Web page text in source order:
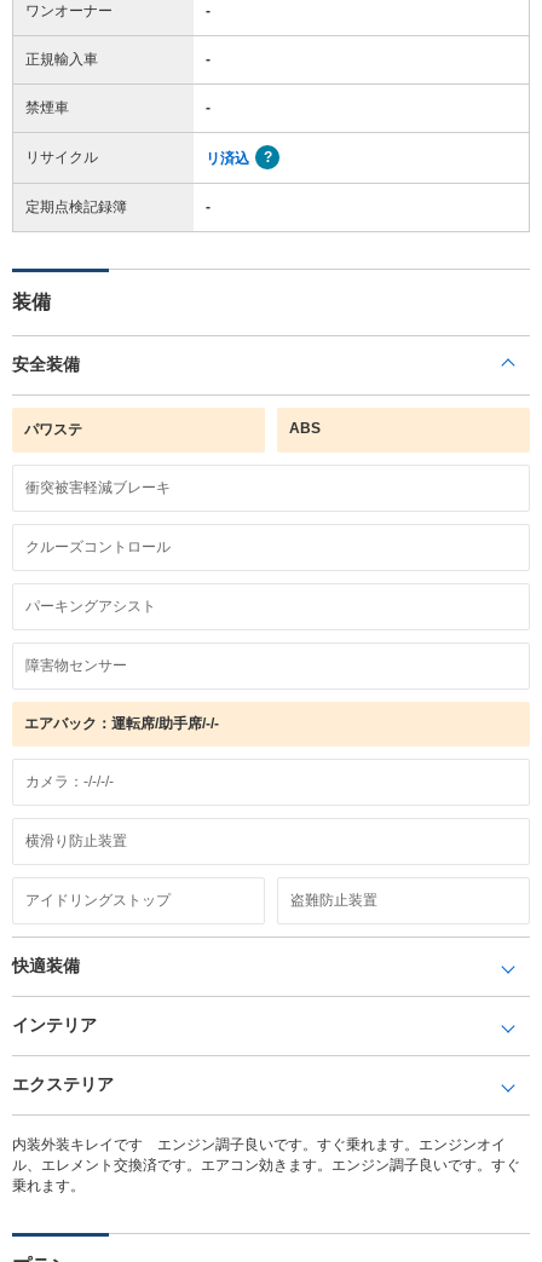
ワンオーナー -
正規輸入車 -
禁煙車 -
リサイクル リ済込
定期点検記録簿 -
装備
安全装備
パワステ ABS
衝突被害軽減ブレーキ
クルーズコントロール
パーキングアシスト
障害物センサー
エアバック：運転席/助手席/-/-
カメラ：-/-/-/-
横滑り防止装置
アイドリングストップ 盗難防止装置
快適装備
インテリア
エクステリア
内装外装キレイです エンジン調子良いです。すぐ乗れます。エンジンオイ
ル、エレメント交換済です。エアコン効きます。エンジン調子良いです。すぐ
乗れます。